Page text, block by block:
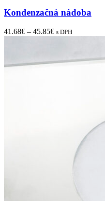
Kondenzačná nádoba
41.68€ – 45.85€ s DPH